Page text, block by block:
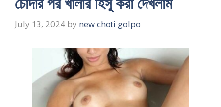
July 13, 2024 by new choti golpo